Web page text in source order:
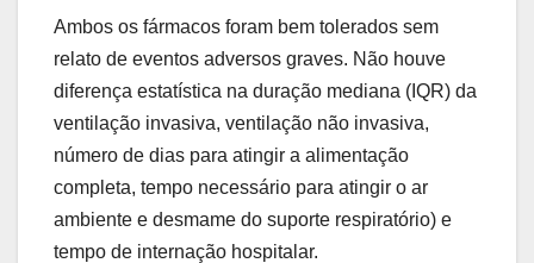
Ambos os fármacos foram bem tolerados sem
relato de eventos adversos graves. Não houve
diferença estatística na duração mediana (IQR) da
ventilação invasiva, ventilação não invasiva,
número de dias para atingir a alimentação
completa, tempo necessário para atingir o ar
ambiente e desmame do suporte respiratório) e
tempo de internação hospitalar.